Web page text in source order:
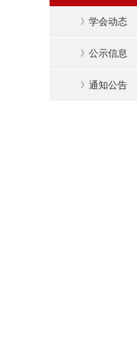
》 学会动态
》 公示信息
》 通知公告